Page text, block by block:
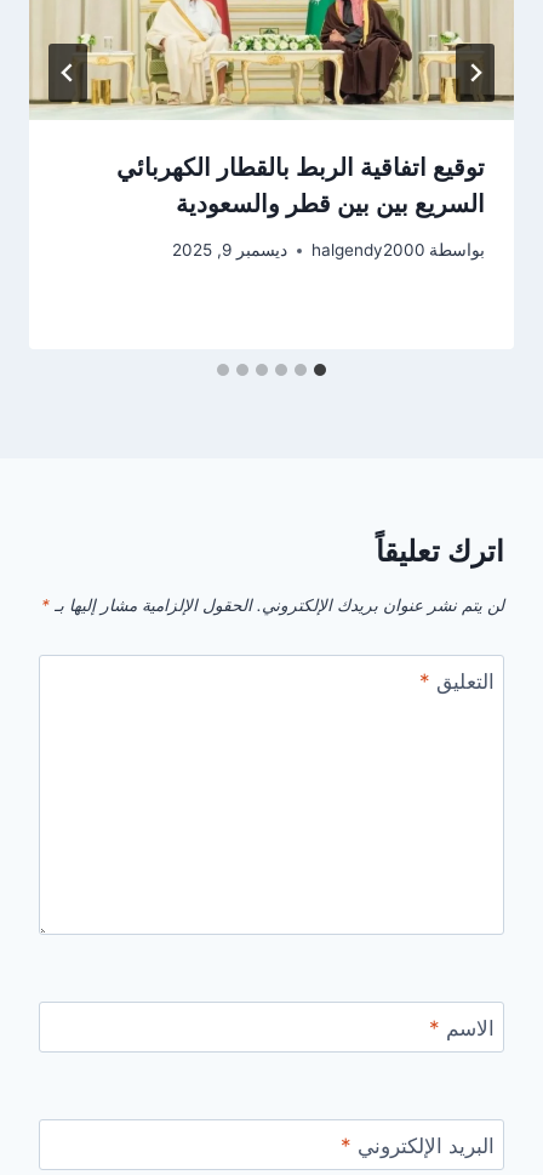
توقيع اتفاقية الربط بالقطار الكهربائي
السريع بين بين قطر والسعودية
بواسطة halgendy2000 ديسمبر 9, 2025
اترك تعليقاً
لن يتم نشر عنوان بريدك الإلكتروني. الحقول الإلزامية مشار إليها بـ *
التعليق *
الاسم *
البريد الإلكتروني *